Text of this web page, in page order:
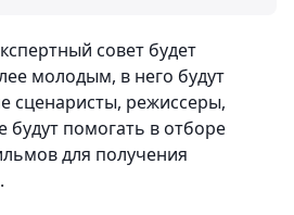
совет будет
молодым, в него будут
сценаристы, режиссеры,
помогать в отборе
для получения